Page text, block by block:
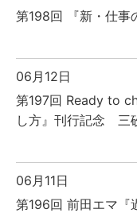
第198回 『新・仕事
06月12日
第197回 Ready to
し方』刊行記念 三
06月11日
第196回 前田エマ『